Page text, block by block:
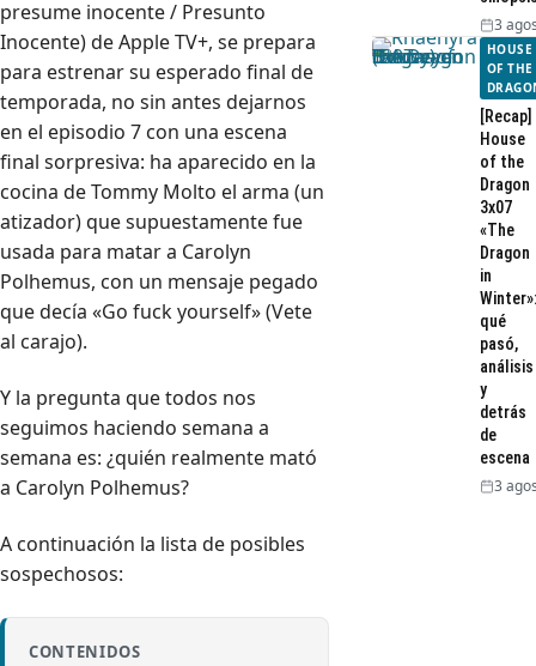
presume inocente / Presunto
Inocente) de Apple TV+, se prepara
para estrenar su esperado final de
temporada, no sin antes dejarnos
en el episodio 7 con una escena
final sorpresiva: ha aparecido en la
cocina de Tommy Molto el arma (un
atizador) que supuestamente fue
usada para matar a Carolyn
Polhemus, con un mensaje pegado
que decía «Go fuck yourself» (Vete
al carajo).
Y la pregunta que todos nos
seguimos haciendo semana a
semana es: ¿quién realmente mató
a Carolyn Polhemus?
A continuación la lista de posibles
sospechosos:
CONTENIDOS
3
HOUSE
OF THE
[Recap]
House
of the
Dragon
3x07
«The
Dragon
in
Winter»:
qué
pasó,
análisis
y
detrás
de
escena
3